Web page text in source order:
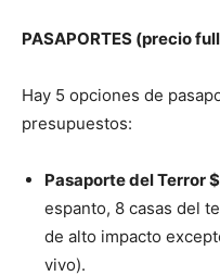
PASAPORTES (precio
Hay 5 opciones de
presupuestos:
Pasaporte del Terror
espanto, 8 casas del
de alto impacto
vivo).